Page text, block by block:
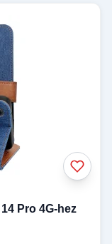
Pro 4G-hez